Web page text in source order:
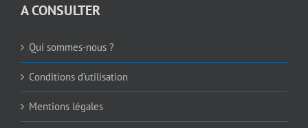
A CONSULTER
Qui sommes-nous ?
Conditions d’utilisation
Mentions légales